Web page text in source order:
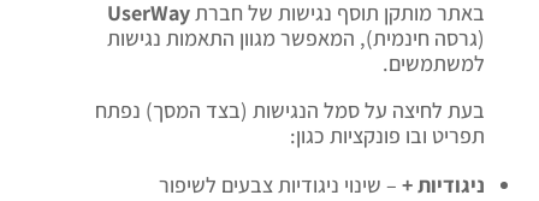
באתר מותקן תוסף נגישות של חברתUserWay
(גרסה חינמית), המאפשר מגוון התאמות נגישות
למשתמשים.
בעת לחיצה על סמל הנגישות (בצד המסך) נפתח
תפריט ובו פונקציות כגון:
ניגודיות +– שינוי ניגודיות צבעים לשיפור